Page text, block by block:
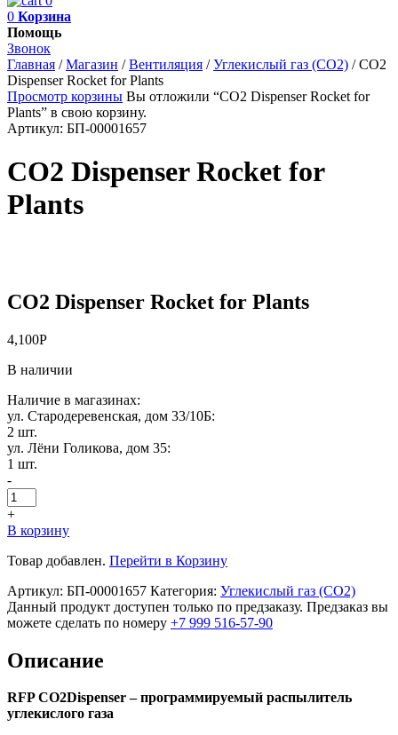
0 Корзина
Помощь
Звонок
Главная /Магазин /Вентиляция /Углекислый газ (CO2) /CO2
Dispenser Rocket for Plants
Просмотр корзины Вы отложили “CO2 Dispenser Rocket for
Plants” в свою корзину.
Артикул: БП-00001657
CO2 Dispenser Rocket for
Plants
CO2 Dispenser Rocket for Plants
4,100Р
В наличии
Наличие в магазинах:
ул. Стародеревенская, дом 33/10Б:
2 шт.
ул. Лёни Голикова, дом 35:
1 шт.
-
+
В корзину
Товар добавлен. Перейти в Корзину
Артикул: БП-00001657 Категория: Углекислый газ (CO2)
Данный продукт доступен только по предзаказу. Предзаказ вы
можете сделать по номеру +7 999 516-57-90
Описание
RFP CO2Dispenser – программируемый распылитель
углекислого газа